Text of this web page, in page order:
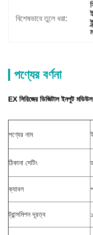
বিশেষভাবে তুলে ধরা:
পণ্যের বর্ণনা
EX সিরিজের ডিজিটাল ইনপুট
পণ্যের নাম
ঠিকানা সেটিং
ক্যাবল
ট্রান্সমিশন দূরত্ব